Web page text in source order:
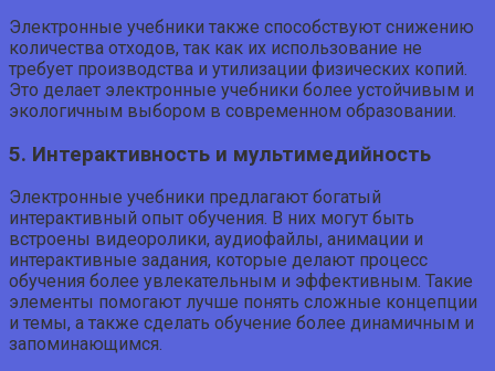
Электронные учебники также способствуют снижению
количества отходов, так как их использование не
требует производства и утилизации физических копий.
Это делает электронные учебники более устойчивым и
экологичным выбором в современном образовании.
5. Интерактивность и мультимедийность
Электронные учебники предлагают богатый
интерактивный опыт обучения. В них могут быть
встроены видеоролики, аудиофайлы, анимации и
интерактивные задания, которые делают процесс
обучения более увлекательным и эффективным. Такие
элементы помогают лучше понять сложные концепции
и темы, а также сделать обучение более динамичным и
запоминающимся.